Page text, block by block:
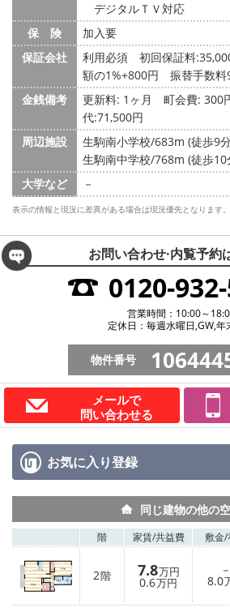
デジタルＴＶ対応
保 険
加入要
保証会社
利用必須 初回保証料
額の1%+800円 振替手数料
金銭備考
更新料: 1ヶ月 町会費: 300
代:71,500円
周辺施設
生駒南小学校/683m (徒歩9
生駒南中学校/768m (徒歩10
大学など
－
表示の情報と現況に差異がある場合は現況優先となります。
お問い合わせ·内覧予約
0120-
営業時間：10:00～
定休日：毎週水曜日,GW,年
物件番号
メールで
問い合わせる
お気に入り登録
同じ建物の他の
階 家賃/共益費 敷金/
2階 7.8万円
0.6万円
－
8.0